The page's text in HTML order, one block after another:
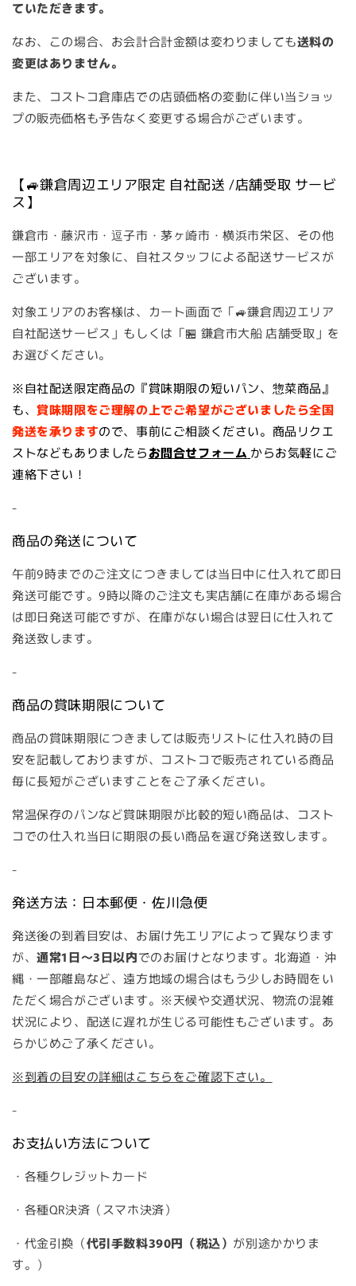
ていただきます。
なお、この場合、お会計合計金額は変わりましても送料の
変更はありません。
また、コストコ倉庫店での店頭価格の変動に伴い当ショッ
プの販売価格も予告なく変更する場合がございます。
【🚙鎌倉周辺エリア限定 自社配送 /店舗受取 サービ
ス】
鎌倉市・藤沢市・逗子市・茅ヶ崎市・横浜市栄区、その他
一部エリアを対象に、自社スタッフによる配送サービスが
ございます。
対象エリアのお客様は、カート画面で「🚙鎌倉周辺エリア
自社配送サービス」もしくは「🏪 鎌倉市大船 店舗受取」を
お選びください。
※自社配送限定商品の『賞味期限の短いパン、惣菜商品』
も、賞味期限をご理解の上でご希望がございましたら全国
発送を承りますので、事前にご相談ください。商品リクエ
ストなどもありましたらお問合せフォーム からお気軽にご
連絡下さい！
-
商品の発送について
午前9時までのご注文につきましては当日中に仕入れて即日
発送可能です。9時以降のご注文も実店舗に在庫がある場合
は即日発送可能ですが、在庫がない場合は翌日に仕入れて
発送致します。
-
商品の賞味期限について
商品の賞味期限につきましては販売リストに仕入れ時の目
安を記載しておりますが、コストコで販売されている商品
毎に長短がございますことをご了承ください。
常温保存のパンなど賞味期限が比較的短い商品は、コスト
コでの仕入れ当日に期限の長い商品を選び発送致します。
-
発送方法：日本郵便・佐川急便
発送後の到着目安は、お届け先エリアによって異なります
が、通常1日～3日以内でのお届けとなります。北海道・沖
縄・一部離島など、遠方地域の場合はもう少しお時間をい
ただく場合がございます。※天候や交通状況、物流の混雑
状況により、配送に遅れが生じる可能性もございます。あ
らかじめご了承ください。
※到着の目安の詳細はこちらをご確認下さい。
-
お支払い方法について
・各種クレジットカード
・各種QR決済（スマホ決済）
・代金引換（代引手数料390円（税込） が別途かかりま
す。）